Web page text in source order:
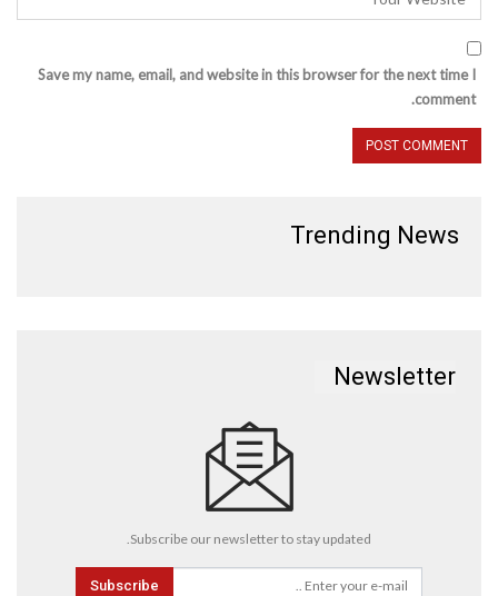
Save my name, email, and website in this browser for the next time I
comment.
Trending News
Newsletter
Subscribe our newsletter to stay updated.
Subscribe